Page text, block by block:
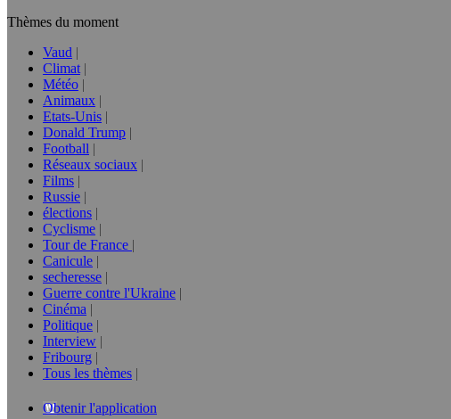
Thèmes du moment
Vaud
Climat
Météo
Animaux
Etats-Unis
Donald Trump
Football
Réseaux sociaux
Films
Russie
élections
Cyclisme
Tour de France
Canicule
secheresse
Guerre contre l'Ukraine
Cinéma
Politique
Interview
Fribourg
Tous les thèmes
Obtenir l'application